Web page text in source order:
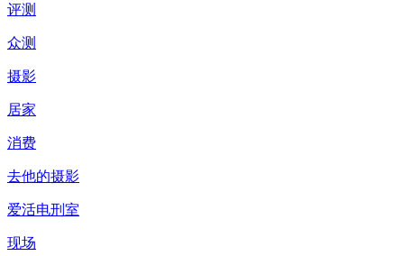
评测
众测
摄影
居家
消费
去他的摄影
爱活电刑室
现场